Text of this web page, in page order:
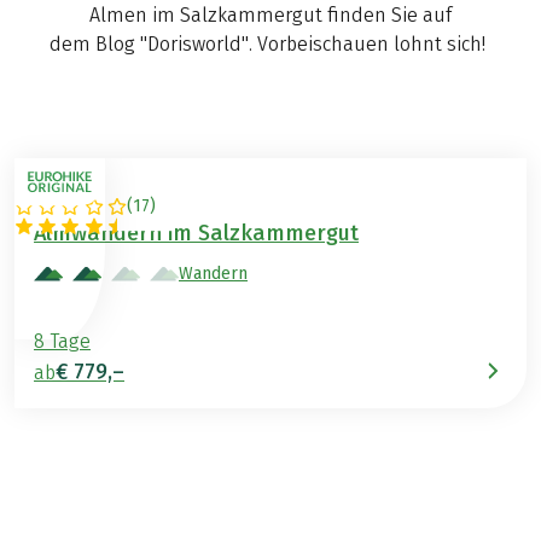
Almen im Salzkammergut finden Sie auf
dem Blog "Dorisworld". Vorbeischauen lohnt sich!
(17)
ÖSTERREICH
Almwandern im Salzkammergut
Wandern
8 Tage
ab€ 779,–